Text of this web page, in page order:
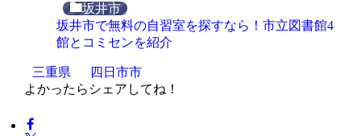
坂井市
坂井市で無料の自習室を探すなら！市立図書館4
館とコミセンを紹介
三重県
四日市市
よかったらシェアしてね！